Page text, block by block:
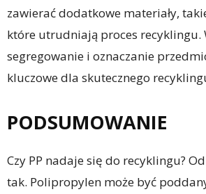
zawierać dodatkowe materiały,
które utrudniają proces recyklingu.
segregowanie i oznaczanie
kluczowe dla skutecznego
PODSUMOWANIE
Czy PP nadaje się do recyklingu?
tak. Polipropylen może być